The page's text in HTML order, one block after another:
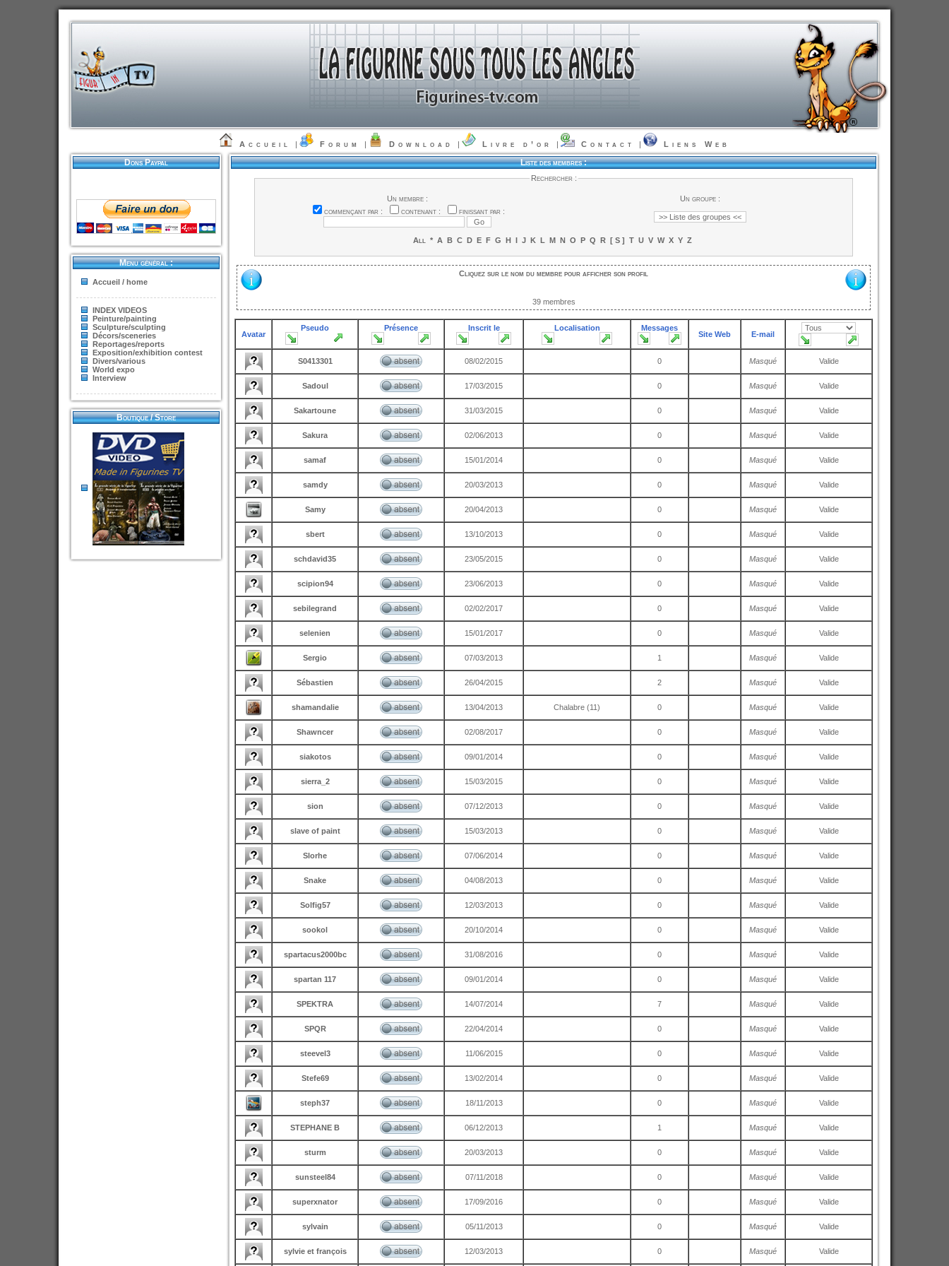
Accueil | Forum | Download | Livre d’or | Contact | Liens Web
Dons Paypal
Menu général :
Accueil / home
INDEX VIDEOS
Peinture/painting
Sculpture/sculpting
Décors/sceneries
Reportages/reports
Exposition/exhibition contest
Divers/various
World expo
Interview
Boutique / Store
Liste des membres :
Rechercher :
Un membre :
commençant par :
contenant : finissant par :
Un groupe :
All * A B C D E F G H I J K L M N O P Q R [ S ] T U V W X Y Z
Cliquez sur le nom du membre pour afficher son profil
39 membres
Avatar
Pseudo Présence Inscrit le Localisation Messages
Site Web E-mail
S0413301 08/02/2015 0 Masqué Valide
Sadoul 17/03/2015 0 Masqué Valide
Sakartoune 31/03/2015 0 Masqué Valide
Sakura 02/06/2013 0 Masqué Valide
samaf 15/01/2014 0 Masqué Valide
samdy 20/03/2013 0 Masqué Valide
Samy 20/04/2013 0 Masqué Valide
sbert 13/10/2013 0 Masqué Valide
schdavid35 23/05/2015 0 Masqué Valide
scipion94 23/06/2013 0 Masqué Valide
sebilegrand 02/02/2017 0 Masqué Valide
selenien 15/01/2017 0 Masqué Valide
Sergio 07/03/2013 1 Masqué Valide
Sébastien 26/04/2015 2 Masqué Valide
shamandalie 13/04/2013 Chalabre (11) 0 Masqué Valide
Shawncer 02/08/2017 0 Masqué Valide
siakotos 09/01/2014 0 Masqué Valide
sierra_2 15/03/2015 0 Masqué Valide
sion 07/12/2013 0 Masqué Valide
slave of paint 15/03/2013 0 Masqué Valide
Slorhe 07/06/2014 0 Masqué Valide
Snake 04/08/2013 0 Masqué Valide
Solfig57 12/03/2013 0 Masqué Valide
sookol 20/10/2014 0 Masqué Valide
spartacus2000bc 31/08/2016 0 Masqué Valide
spartan 117 09/01/2014 0 Masqué Valide
SPEKTRA 14/07/2014 7 Masqué Valide
SPQR 22/04/2014 0 Masqué Valide
steevel3 11/06/2015 0 Masqué Valide
Stefe69 13/02/2014 0 Masqué Valide
steph37 18/11/2013 0 Masqué Valide
STEPHANE B 06/12/2013 1 Masqué Valide
sturm 20/03/2013 0 Masqué Valide
sunsteel84 07/11/2018 0 Masqué Valide
superxnator 17/09/2016 0 Masqué Valide
sylvain 05/11/2013 0 Masqué Valide
sylvie et françois 12/03/2013 0 Masqué Valide